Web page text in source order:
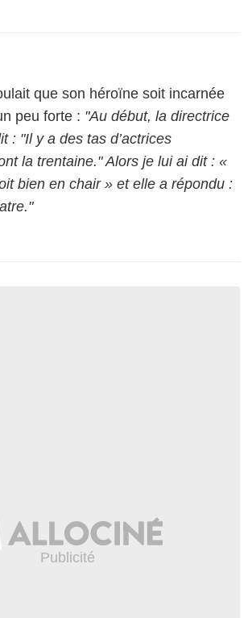
que son héroïne soit incarnée
peu forte : "Au début, la directrice
: "Il y a des tas d’actrices
la trentaine." Alors je lui ai dit : «
bien en chair » et elle a répondu :